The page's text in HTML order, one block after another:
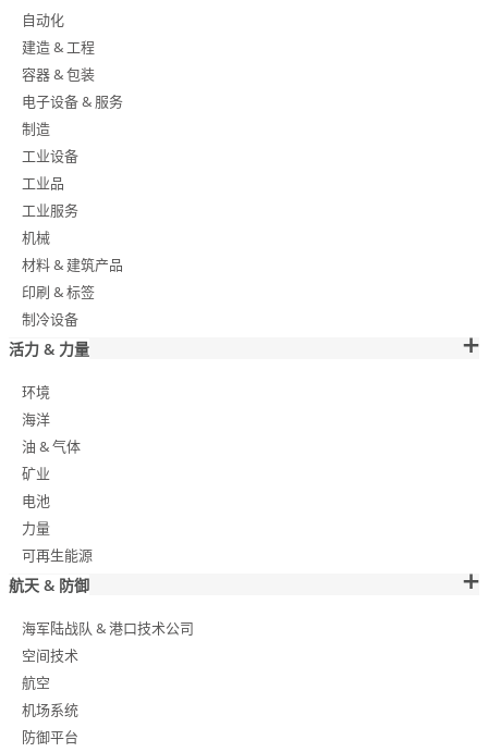
自动化
建造 & 工程
容器 & 包装
电子设备 & 服务
制造
工业设备
工业品
工业服务
机械
材料 & 建筑产品
印刷 & 标签
制冷设备
活力 & 力量
环境
海洋
油 & 气体
矿业
电池
力量
可再生能源
航天 & 防御
海军陆战队 & 港口技术公司
空间技术
航空
机场系统
防御平台